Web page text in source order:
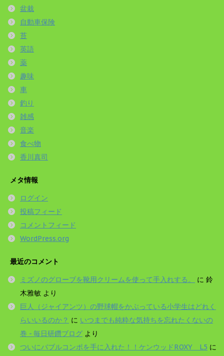
盆栽
自動車保険
苔
英語
薬
趣味
車
釣り
雑感
音楽
食べ物
香川真司
メタ情報
ログイン
投稿フィード
コメントフィード
WordPress.org
最近のコメント
ミズノのグローブを靴用クリームを使って手入れする。
に 鈴
木雅敏 より
巨人（ジャイアンツ）の野球帽をかぶっている小学生はどれく
らいいるのか？ に いつまでも純粋な気持ちを忘れたくないの
巻 - 毎日研鑽ブログ より
ついにバブルコンポを手に入れた！！ケンウッドROXY L5 に